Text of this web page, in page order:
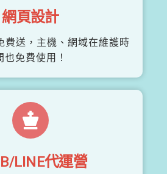
網頁設計
費送，主機、網域在維護時
也免費使用！
LINE代運營